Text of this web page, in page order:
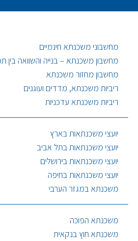
מחשבוני משכנתא חינמיים
מחשבון משכנתא – בנייה והשוואה בין
מחשבון מחזור משכנתא
ריביות משכנתא, מדדים ועוגנים
ריביות משכנתא עדכניות
יועצי משכנתאות בארץ
יועצי משכנתאות בתל אביב
יועצי משכנתאות בירושלים
יועצי משכנתאות בחיפה
משכנתא במגזר הערבי
משכנתא הפוכה
משכנתא חוץ בנקאית